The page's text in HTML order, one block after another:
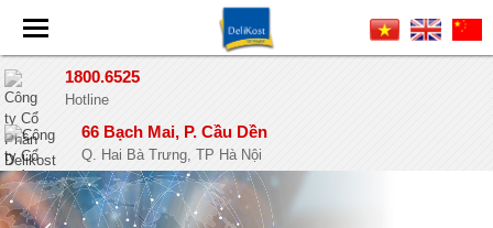
1800.6525
Hotline
66 Bạch Mai, P. Cầu Dền
Q. Hai Bà Trưng, TP Hà Nội